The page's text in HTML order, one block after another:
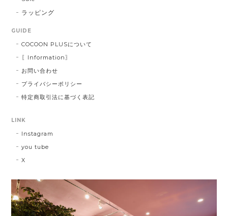
ラッピング
GUIDE
COCOON PLUSについて
〖Information〗
お問い合わせ
プライバシーポリシー
特定商取引法に基づく表記
LINK
Instagram
you tube
X